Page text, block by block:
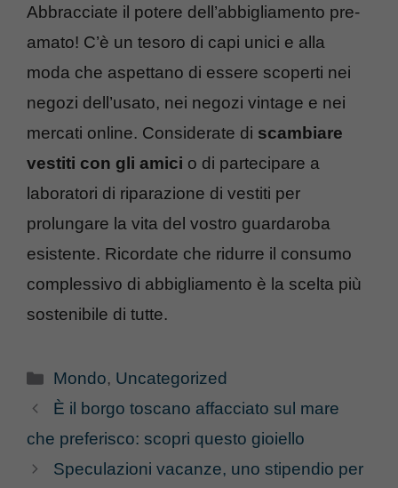
Abbracciate il potere dell’abbigliamento pre-
amato! C’è un tesoro di capi unici e alla
moda che aspettano di essere scoperti nei
negozi dell’usato, nei negozi vintage e nei
mercati online. Considerate di scambiare
vestiti con gli amici o di partecipare a
laboratori di riparazione di vestiti per
prolungare la vita del vostro guardaroba
esistente. Ricordate che ridurre il consumo
complessivo di abbigliamento è la scelta più
sostenibile di tutte.
Categorie
Mondo, Uncategorized
È il borgo toscano affacciato sul mare
che preferisco: scopri questo gioiello
Speculazioni vacanze, uno stipendio per